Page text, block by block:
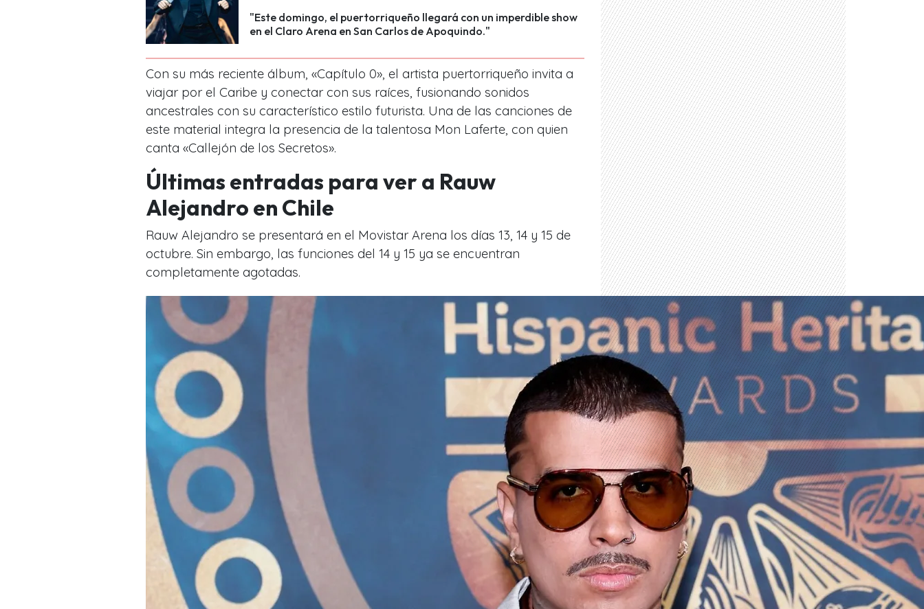
"Este domingo, el puertorriqueño llegará con un imperdible show
en el Claro Arena en San Carlos de Apoquindo."
Con su más reciente álbum, «Capítulo 0», el artista puertorriqueño invita a
viajar por el Caribe y conectar con sus raíces, fusionando sonidos
ancestrales con su característico estilo futurista. Una de las canciones de
este material integra la presencia de la talentosa Mon Laferte, con quien
canta «Callejón de los Secretos».
Últimas entradas para ver a Rauw
Alejandro en Chile
Rauw Alejandro se presentará en el Movistar Arena los días 13, 14 y 15 de
octubre. Sin embargo, las funciones del 14 y 15 ya se encuentran
completamente agotadas.